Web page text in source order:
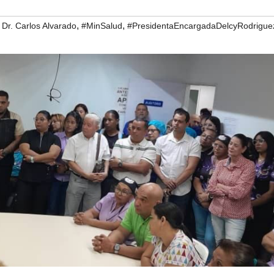
Carlos Alvarado, #MinSalud,